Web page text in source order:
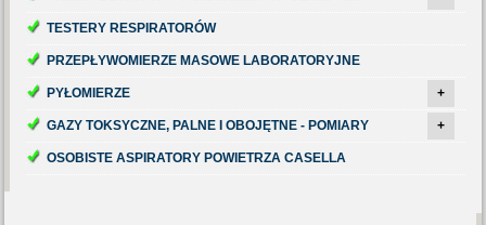
TESTERY RESPIRATORÓW
PRZEPŁYWOMIERZE MASOWE LABORATORYJNE
PYŁOMIERZE +
GAZY TOKSYCZNE, PALNE I OBOJĘTNE - POMIARY +
OSOBISTE ASPIRATORY POWIETRZA CASELLA